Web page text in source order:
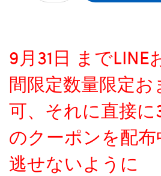
9月31日 までLINE
間限定数量限定お
可、それに直接
のクーポンを配
逃せないように